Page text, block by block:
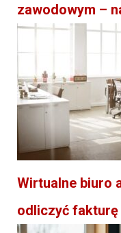
zawodowym –
Wirtualne biuro
odliczyć